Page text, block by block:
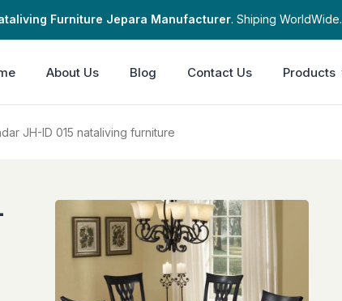
Furniture Jepara Manufacturer. Shiping WorldWide.
About Us Blog Contact Us Products
JH-ID 015 nataliving furniture